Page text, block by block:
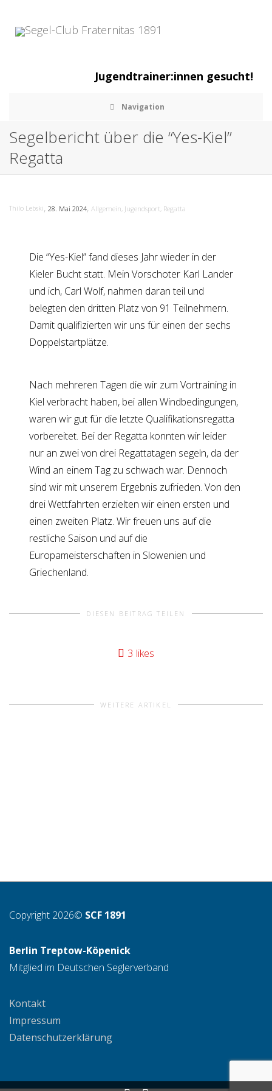
Jugendtrainer:innen gesucht!
Navigation
Segelbericht über die “Yes-Kiel”
Regatta
Thilo Lebski, 28. Mai 2024, Allgemein Jugendsport Regatta
Die “Yes-Kiel” fand dieses Jahr wieder in der
Kieler Bucht statt. Mein Vorschoter Karl Lander
und ich, Carl Wolf, nahmen daran teil und
belegten den dritten Platz von 91 Teilnehmern.
Damit qualifizierten wir uns für einen der sechs
Doppelstartplätze.
Nach mehreren Tagen die wir zum Vortraining in
Kiel verbracht haben, bei allen Windbedingungen,
waren wir gut für die letzte Qualifikationsregatta
vorbereitet. Bei der Regatta konnten wir leider
nur an zwei von drei Regattatagen segeln, da der
Wind an einem Tag zu schwach war. Dennoch
sind wir mit unserem Ergebnis zufrieden. Von den
drei Wettfahrten erzielten wir einen ersten und
einen zweiten Platz. Wir freuen uns auf die
restliche Saison und auf die
Europameisterschaften in Slowenien und
Griechenland.
DIESEN BEITRAG TEILEN
3 likes
WEITERE ARTIKEL
Copyright 2026© SCF 1891
Berlin Treptow-Köpenick
Mitglied im Deutschen Seglerverband
Kontakt
Impressum
Datenschutzerklärung